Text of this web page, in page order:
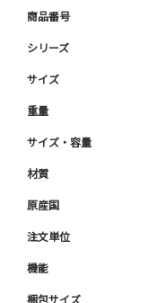
商品番号
シリーズ
サイズ
重量
サイズ・容量
材質
原産国
注文単位
機能
梱包サイズ